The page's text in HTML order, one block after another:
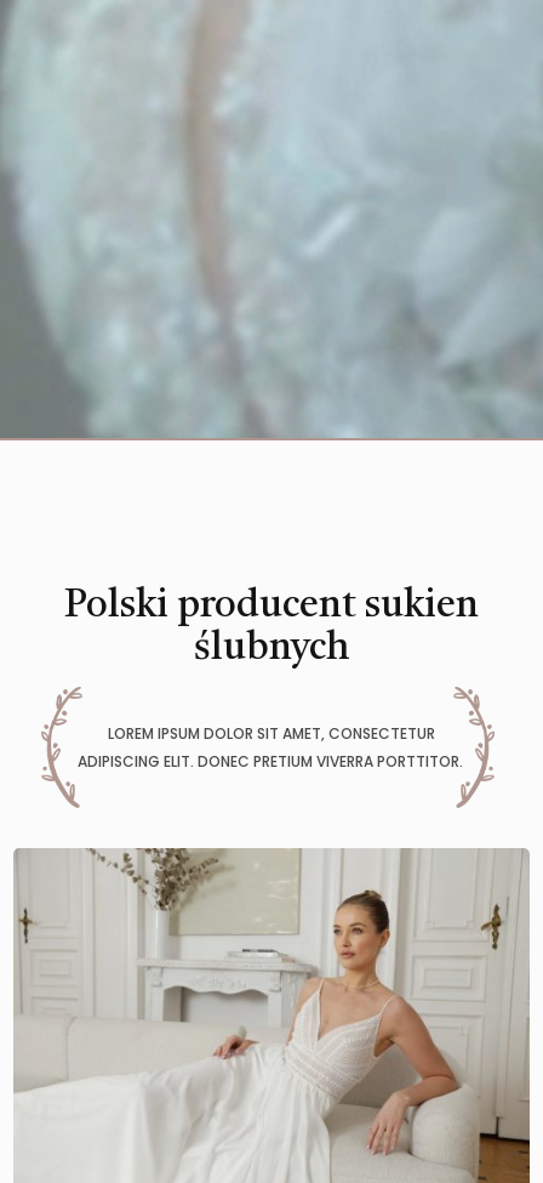
Polski producent sukien
ślubnych
LOREM IPSUM DOLOR SIT AMET, CONSECTETUR
ADIPISCING ELIT. DONEC PRETIUM VIVERRA PORTTITOR.